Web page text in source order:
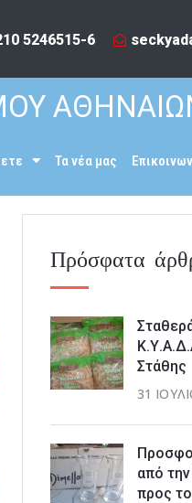
5246515-6​
Τα νέα μας
Πρόσφατα
Στάθης
31
από
προς